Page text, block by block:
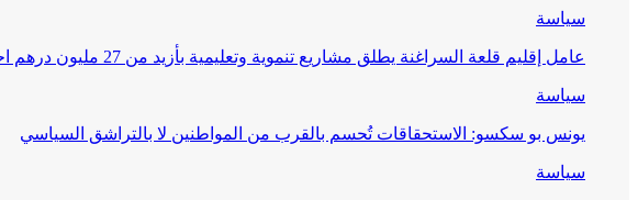
سياسة
عامل إقليم قلعة السراغنة يطلق مشاريع تنموية وتعليمية بأزيد من 27 مليون درهم احتفاءً…
سياسة
يونس بو سكسو: الاستحقاقات تُحسم بالقرب من المواطنين لا بالتراشق السياسي
سياسة